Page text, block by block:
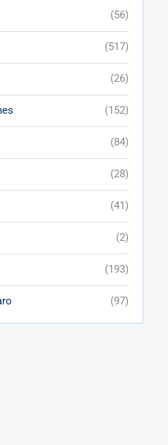
(56)
(517)
(26)
(152)
(84)
(28)
(41)
(2)
(193)
(97)